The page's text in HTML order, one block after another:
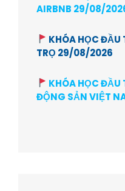
AIRBNB 29/08/
KHÓA HỌC ĐẦU
TRỌ 29/08/2026
KHÓA HỌC ĐẦU
ĐỘNG SẢN VIỆT